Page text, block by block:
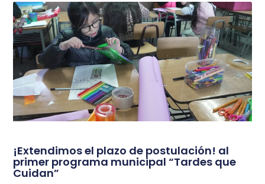
¡Extendimos el plazo de postulación! al
primer programa municipal “Tardes que
Cuidan”